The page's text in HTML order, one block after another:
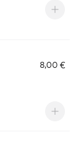
8,00 €